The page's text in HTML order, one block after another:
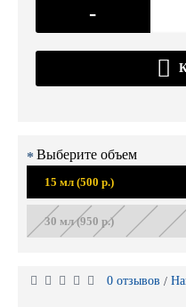
-
Выберите объем
15 мл (500 р.)
30 мл (950 р.)
0 отзывов /